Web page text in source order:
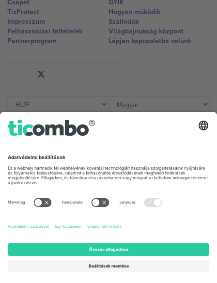
Csapat
TixProtect
Impresszum
Felhasználási feltételek
Partnerprogram
GYIK
Hogyan működik
Szállodák
Világbajnokság központ
Lépjen kapcsolatba velünk
Irodák és támogatás
Germany
Unter den Linden 24, 10117
Berlin, Germany
167 City Road, London, Greater
131 Continental Dr, Suite 305,
Dorfstrasse 52a, 6390
United Arab Emirates